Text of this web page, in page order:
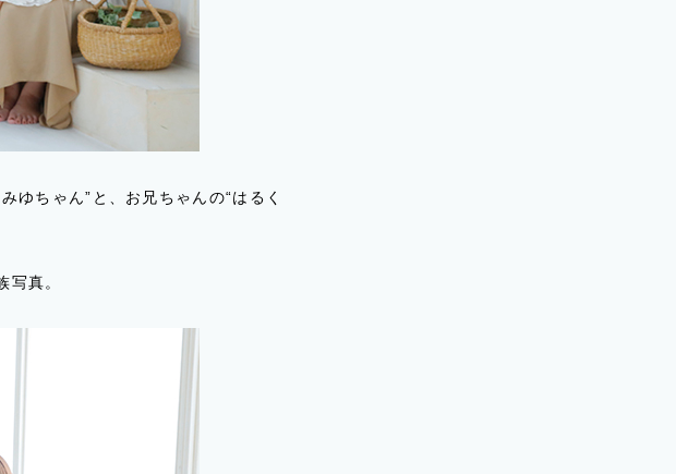
ゆちゃん”と、お兄ちゃんの“はるく
写真。